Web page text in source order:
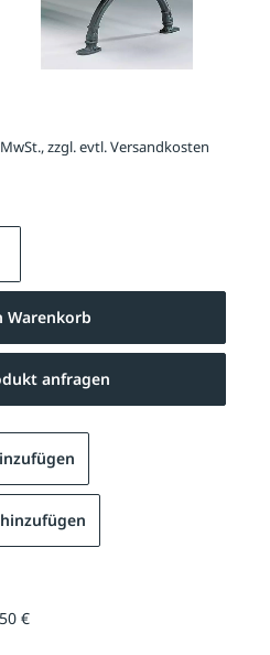
zzgl. evtl.Versandkosten
Gib den
Warenkorb
anfragen
€